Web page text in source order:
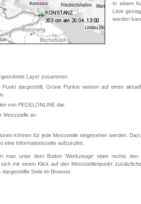
In einem
Liste
werden
Layer zusammen.
dargestellt. Grüne Punkte weisen auf einen
von PEGELONLINE dar.
Messstelle an.
können für jede Messstelle eingesehen werden.
eine Informationsseite aufzurufen.
man unter dem Button 'Werkzeuge' oben rechts den
mit einem Klick auf den Messstellenpunkt
Seite im Browser.